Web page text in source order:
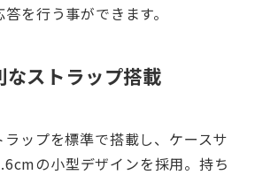
を行う事ができます。
ストラップ搭載
ップを標準で搭載し、ケースサ
の小型デザインを採用。持ち